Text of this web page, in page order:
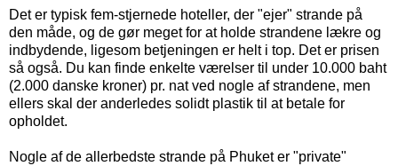
Det er typisk fem-stjernede hoteller, der "ejer" strande på
den måde, og de gør meget for at holde strandene lækre og
indbydende, ligesom betjeningen er helt i top. Det er prisen
så også. Du kan finde enkelte værelser til under 10.000 baht
(2.000 danske kroner) pr. nat ved nogle af strandene, men
ellers skal der anderledes solidt plastik til at betale for
opholdet.
Nogle af de allerbedste strande på Phuket er "private"